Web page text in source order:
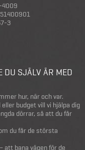
4009
3
DU SJÄLV ÄR MED
hur, när och var.
budget vill vi hjälpa dig
dörrar, så att du får
du får de största
att bana vägen för de